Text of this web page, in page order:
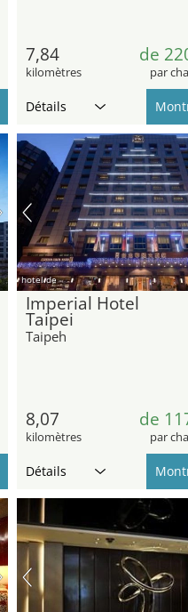
7,84
kilomètres
de
par
Détails
hotel.de
Imperial Hotel
Taipei
Taipeh
8,07
kilomètres
de
par
Détails